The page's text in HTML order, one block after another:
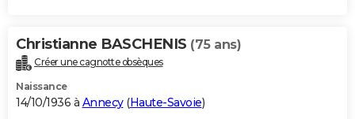
Christianne BASCHENIS (75 ans)
Créer une cagnotte obsèques
Naissance
14/10/1936 à Annecy(Haute-Savoie)